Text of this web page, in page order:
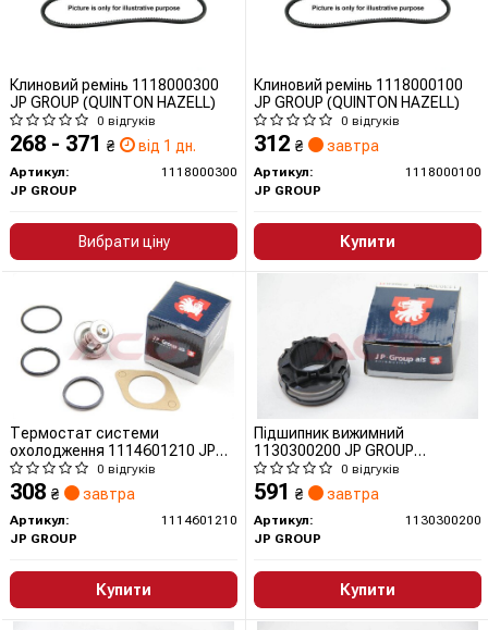
Клиновий ремінь 1118000300
JP GROUP (QUINTON HAZELL)
0 відгуків
268 - 371 ₴ від 1 дн.
Артикул:
1118000300
JP GROUP
Вибрати ціну
Клиновий ремінь 1118000100
JP GROUP (QUINTON HAZELL)
0 відгуків
312 ₴ завтра
Артикул:
1118000100
JP GROUP
Купити
Термостат системи
охолодження 1114601210 JP
GROUP (QUINTON HAZELL)
0 відгуків
308 ₴ завтра
Артикул:
1114601210
JP GROUP
Купити
Підшипник вижимний
1130300200 JP GROUP
(QUINTON HAZELL)
0 відгуків
591 ₴ завтра
Артикул:
1130300200
JP GROUP
Купити